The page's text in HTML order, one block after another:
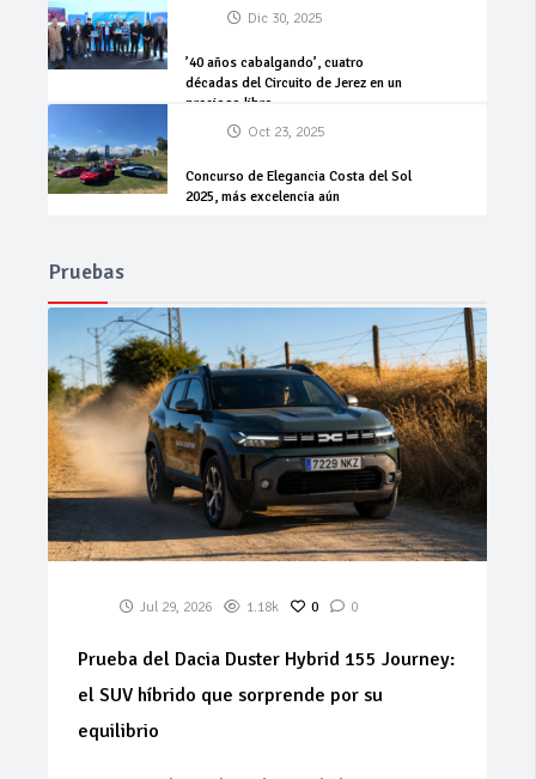
Dic 30, 2025
’40 años cabalgando’, cuatro
décadas del Circuito de Jerez en un
precioso libro
Oct 23, 2025
Concurso de Elegancia Costa del Sol
2025, más excelencia aún
Pruebas
Jul 29, 2026 1.18k 0 0
Prueba del Dacia Duster Hybrid 155 Journey:
el SUV híbrido que sorprende por su
equilibrio